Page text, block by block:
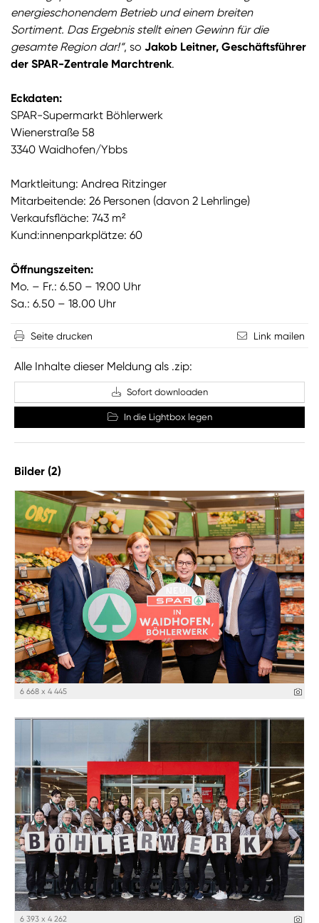
energieschonendem Betrieb und einem breiten
Sortiment. Das Ergebnis stellt einen Gewinn für die
gesamte Region dar!“, so Jakob Leitner, Geschäftsführer
der SPAR-Zentrale Marchtrenk.
Eckdaten:
SPAR-Supermarkt Böhlerwerk
Wienerstraße 58
3340 Waidhofen/Ybbs
Marktleitung: Andrea Ritzinger
Mitarbeitende: 26 Personen (davon 2 Lehrlinge)
Verkaufsfläche: 743 m²
Kund:innenparkplätze: 60
Öffnungszeiten:
Mo. – Fr.: 6.50 – 19.00 Uhr
Sa.: 6.50 – 18.00 Uhr
Seite drucken Link mailen
Alle Inhalte dieser Meldung als .zip:
Sofort downloaden
In die Lightbox legen
Bilder (2)
6 668 x 4 445
6 393 x 4 262